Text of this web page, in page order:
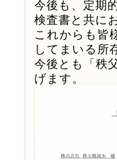
今後も、定期
検査書と共に
これからも皆
してまいる所
今後とも「秩
げます。